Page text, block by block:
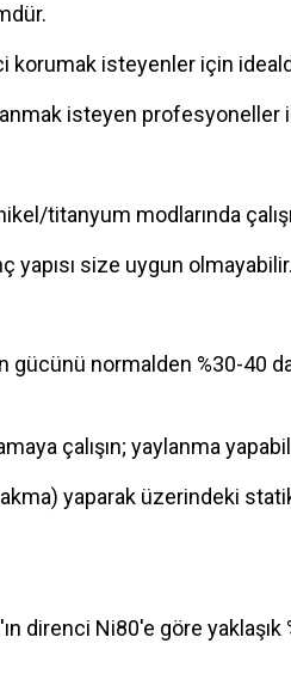
korumak isteyenler için
isteyen
titanyum modlarında
yapısı size uygun olmayabilir.
gücünü normalden %30-40
çalışın; yaylanma
yaparak üzerindeki
direnci Ni80'e göre yaklaşık